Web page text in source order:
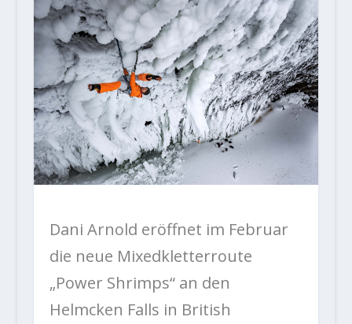
Dani Arnold eröffnet im Februar
die neue Mixedkletterroute
„Power Shrimps“ an den
Helmcken Falls in British